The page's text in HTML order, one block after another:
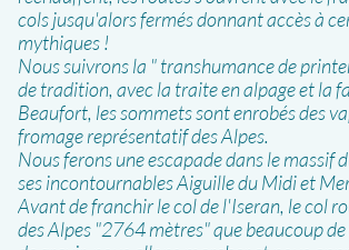
cols jusqu'alors fermés donnant accès à
mythiques !
Nous suivrons la " transhumance de
de tradition, avec la traite en alpage et la
Beaufort, les sommets sont enrobés des
fromage représentatif des Alpes.
Nous ferons une escapade dans le massif
ses incontournables Aiguille du Midi et
Avant de franchir le col de l'Iseran, le col
des Alpes "2764 mètres" que beaucoup